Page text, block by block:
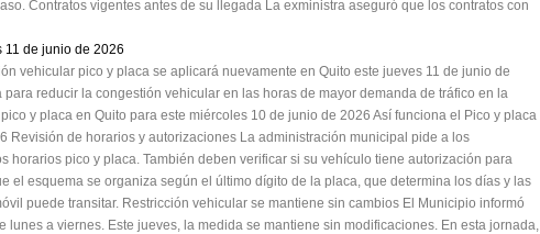
Contratos vigentes antes de su llegada La exministra aseguró que los contratos con
11 de junio de 2026
vehicular pico y placa se aplicará nuevamente en Quito este jueves 11 de junio de
reducir la congestión vehicular en las horas de mayor demanda de tráfico en la
y placa en Quito para este miércoles 10 de junio de 2026 Así funciona el Pico y placa
Revisión de horarios y autorizaciones La administración municipal pide a los
horarios pico y placa. También deben verificar si su vehículo tiene autorización para
el esquema se organiza según el último dígito de la placa, que determina los días y las
puede transitar. Restricción vehicular se mantiene sin cambios El Municipio informó
lunes a viernes. Este jueves, la medida se mantiene sin modificaciones. En esta jornada,